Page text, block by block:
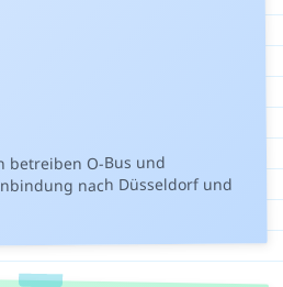
betreiben O-Bus und
nach Düsseldorf und